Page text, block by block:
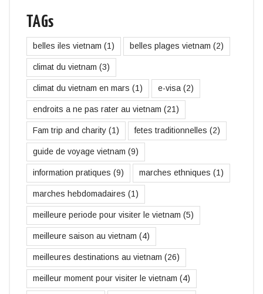
TAGs
belles iles vietnam (1) belles plages vietnam (2)
climat du vietnam (3)
climat du vietnam en mars (1) e-visa(2)
endroits a ne pas rater au vietnam (21)
Fam trip and charity (1) fetes traditionnelles (2)
guide de voyage vietnam (9)
information pratiques (9) marches ethniques (1)
marches hebdomadaires (1)
meilleure periode pour visiter le vietnam (5)
meilleure saison au vietnam (4)
meilleures destinations au vietnam (26)
meilleur moment pour visiter le vietnam (4)